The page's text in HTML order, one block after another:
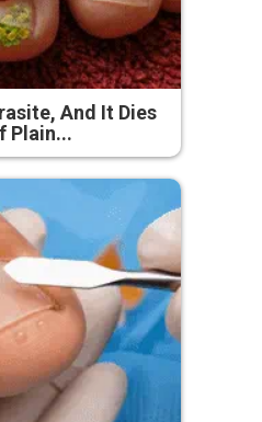
And It Dies
Plain...